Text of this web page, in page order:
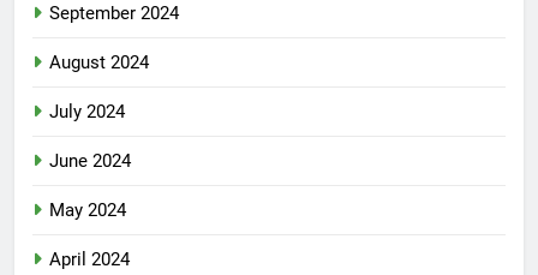
September 2024
August 2024
July 2024
June 2024
May 2024
April 2024